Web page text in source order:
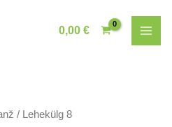
0,00€
/ Lehekülg 8